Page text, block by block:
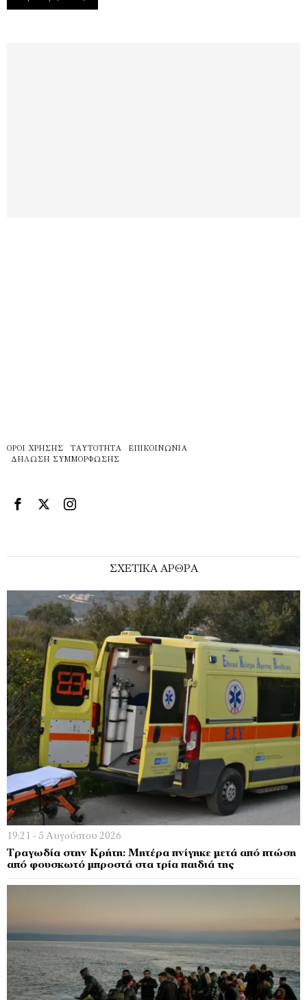
ΌΡΟΙ ΧΡΉΣΗΣ ΤΑΥΤΌΤΗΤΑ
ΕΠΙΚΟΙΝΩΝΊΑ
ΔΉΛΩΣΗ ΣΥΜΜΌΡΦΩΣΗΣ
ΣΧΕΤΙΚΑ ΑΡΘΡΑ
19:21 - 5 Αυγούστου 2026
Τραγωδία στην Κρήτη: Μητέρα πνίγηκε μετά από πτώση
από φουσκωτό μπροστά στα τρία παιδιά της